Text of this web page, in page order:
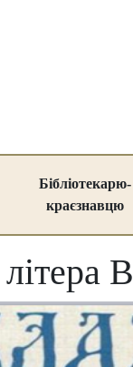
Бібліотекарю-
краєзнавцю
В